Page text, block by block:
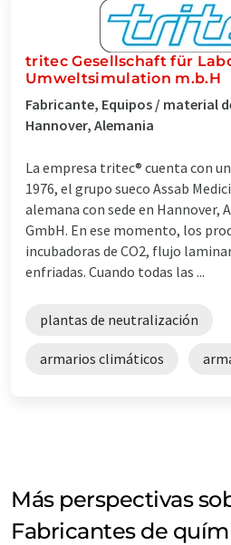
tritec Gesellschaft für
Umweltsimulation m.b.H
Fabricante, Equipos / material
Hannover, Alemania
La empresa tritec® cuenta con
1976, el grupo sueco Assab
alemana con sede en Hannover,
GmbH. En ese momento, los
incubadoras de CO2, flujo
enfriadas. Cuando todas las ...
plantas de neutralización
armarios climáticos
Más perspectivas
Fabricantes de